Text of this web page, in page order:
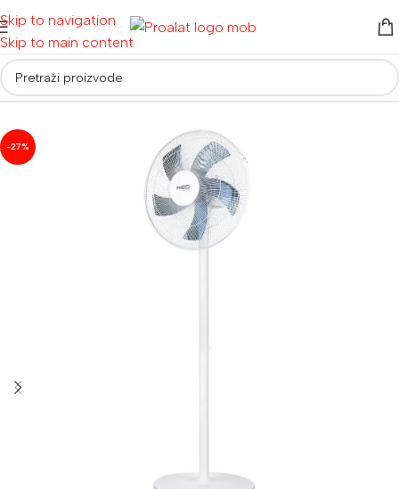
Skip to navigation
Skip to main content
Početna/ Ostalo/Grijalice i ventilatori
-27%